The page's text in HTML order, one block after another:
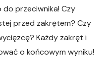
przeciwnika! Czy
przed zakrętem? Czy
Każdy zakręt i
o końcowym wyniku!